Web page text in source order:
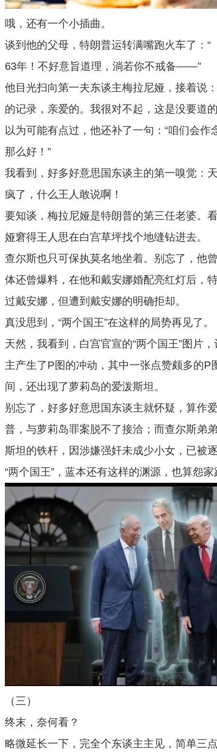
哦，还有一个小插曲。
谈到他的父母，特朗普运转满嘴跑火车了：“
63年！不好意旨道理，淌若你不戒备——”
他目光扫向第一夫东谈主梅拉尼娅，接着说
的记录，亲爱的。我很对不起，这是没要道
以为可能有点过，他还补了一句：“咱们会作
那么好！”
我看到，好多好意思国东谈主的第一嗅觉：
疯了，什么王人敢说啊！
要知谈，梅拉尼娅是特朗普的第三任老婆。
娅窘得王人思在白宫草坪找个地缝钻进去。
查尔斯也只可保执莫名地坐着。别忘了，他
体还曾爆料，在他和戴安娜婚配亮红灯后，
过戴安娜，但遭到戴安娜的明确拒却。
真没思到，“两个国王”在这样的局势再见了。
天然，我看到，白宫官宣的“两个国王”图片
主产生了P图的冲动，其中一张点赞颇多的P
间，还出现了萝莉岛的爱泼斯坦。
别忘了，好多好意思国东谈主就怀疑，算作
普，与萝莉岛罪案脱不了接洽；而查尔斯弟
斯坦的铁杆，因涉嫌强奸未成少小女，已被
“两个国王”，蓝本还有这样的渊源，也算怨
（三）
终末，奈何看？
略微延长一下，完全个东谈主主见，简单三